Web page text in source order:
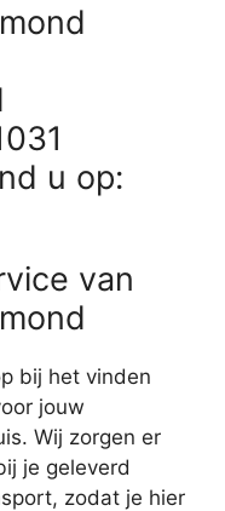
u op:
van
bij het vinden
jouw
Wij zorgen er
je geleverd
zodat je hier